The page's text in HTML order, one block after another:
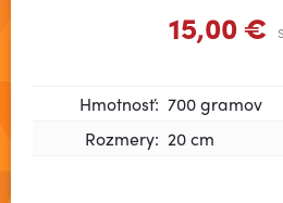
15,00 €
Hmotnosť: 700 gramov
Rozmery: 20 cm